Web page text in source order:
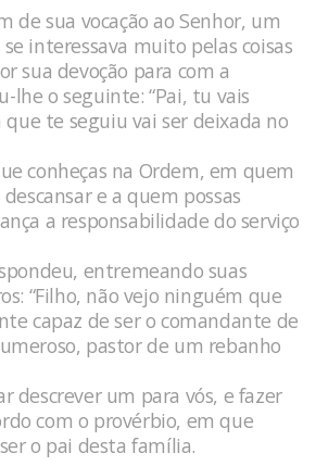
de sua vocação ao Senhor, um
interessava muito pelas coisas
sua devoção para com a
lhe o seguinte: “Pai, tu vais
que te seguiu vai ser deixada no
conheças na Ordem, em quem
e a quem possas
a responsabilidade do serviço
entremeando suas
“Filho, não vejo ninguém que
capaz de ser o comandante de
pastor de um rebanho
descrever um para vós, e fazer
com o provérbio, em que
o pai desta família.